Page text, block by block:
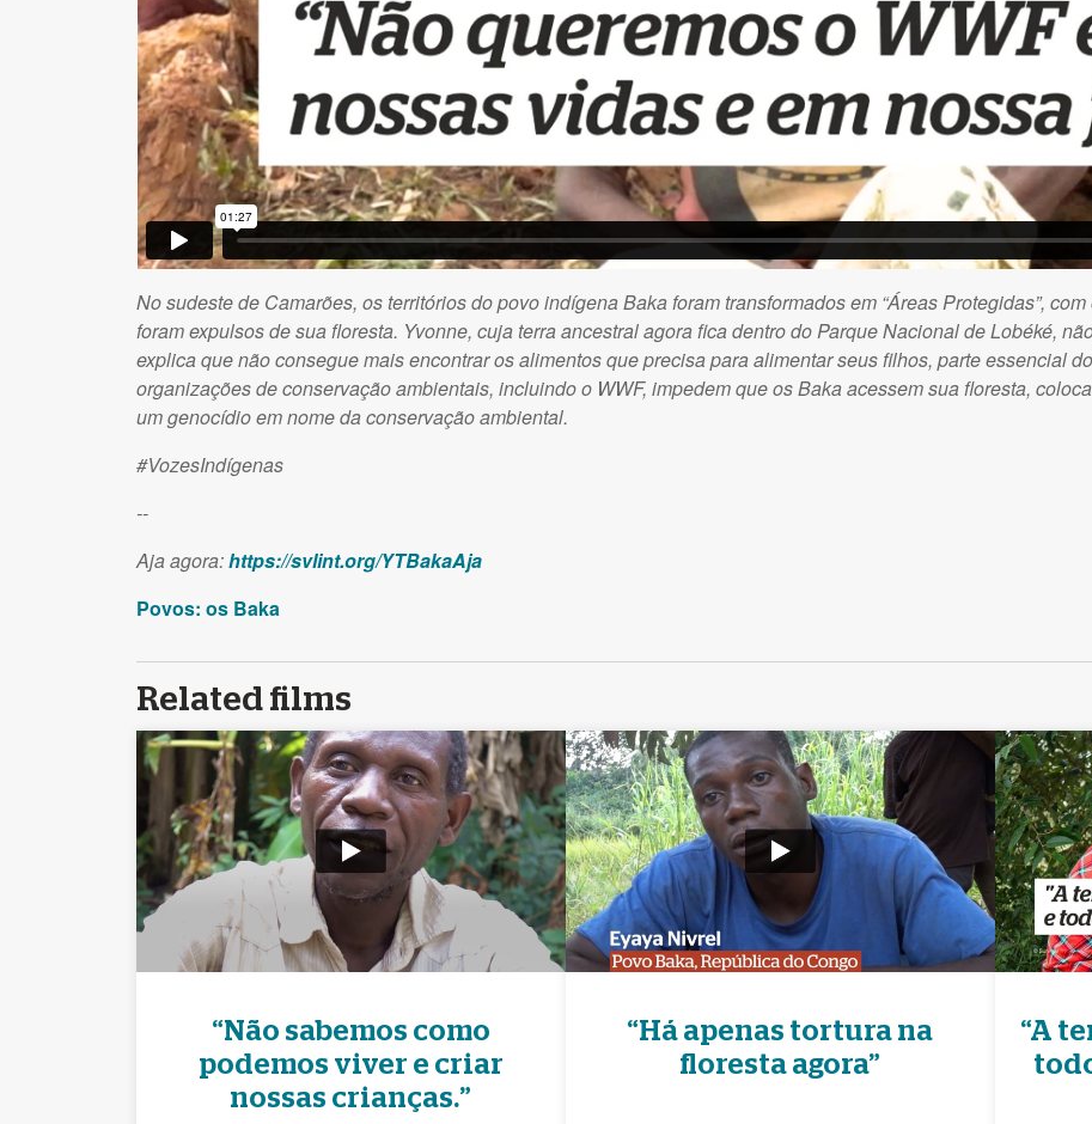
No sudeste de Camarões, os territórios do povo indígena Baka foram transformados em “Áreas Protegidas”,
foram expulsos de sua floresta. Yvonne, cuja terra ancestral agora fica dentro do Parque Nacional de Lobéké,
explica que não consegue mais encontrar os alimentos que precisa para alimentar seus filhos, parte essencial
organizações de conservação ambientais, incluindo o WWF, impedem que os Baka acessem sua floresta,
um genocídio em nome da conservação ambiental.
#VozesIndígenas
--
Aja agora:https://svlint.org/YTBakaAja
Povos: os Baka
Related films
“Não sabemos como
podemos viver e criar
nossas crianças.”
“Há apenas tortura na
floresta agora”
“A